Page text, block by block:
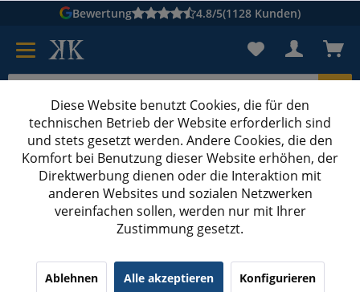
Bewertung 4.8/5(1128 Kunden)
Karton suchen
Kartons bedruckenKartons nach Maß
Kartons ab 300 mm Länge bedrucken
350x250x200 mm zweiwellige Kartons mit
(35) 4.40/5.00
Diese Website benutzt Cookies, die für den
technischen Betrieb der Website erforderlich sind
und stets gesetzt werden. Andere Cookies, die den
Komfort bei Benutzung dieser Website erhöhen, der
Direktwerbung dienen oder die Interaktion mit
anderen Websites und sozialen Netzwerken
vereinfachen sollen, werden nur mit Ihrer
Zustimmung gesetzt.
Ablehnen Alle akzeptieren Konfigurieren